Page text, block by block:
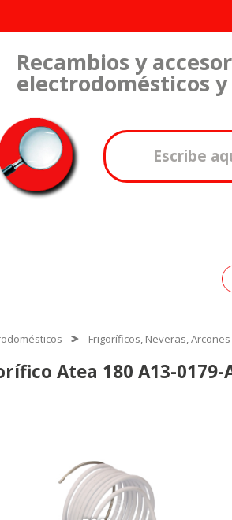
Recambios y
electrodomésticos
Frigoríficos, Neveras, Arcones
Atea 180 A13-0179-